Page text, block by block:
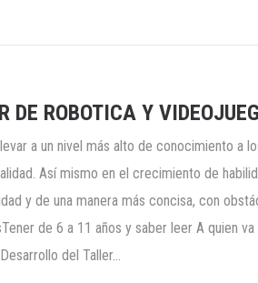
DE ROBOTICA Y
a un nivel más alto de conocimiento a
Así mismo en el crecimiento de
y de una manera más concisa, con
de 6 a 11 años y saber leer A quien
del Taller…